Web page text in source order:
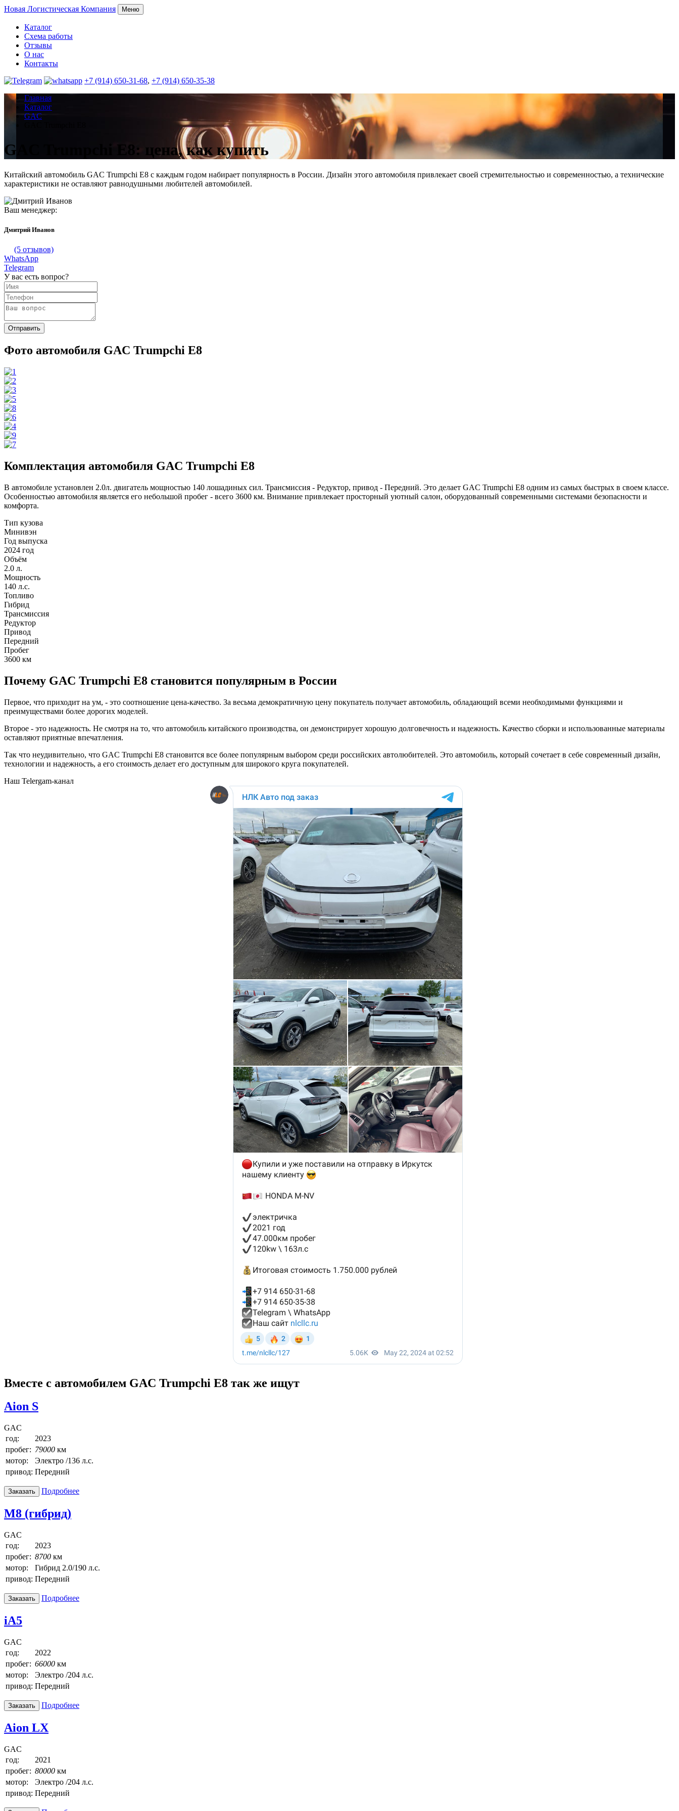
Новая Логистическая Компания Меню
Каталог
Схема работы
Отзывы
О нас
Контакты
+7 (914) 650-31-68, +7 (914) 650-35-38
Главная
Каталог
GAC
GAC Trumpchi E8: цена, как купить
Китайский автомобиль GAC Trumpchi E8 с каждым годом набирает популярность в России. Дизайн этого автомобиля привлекает своей стремительностью и современностью, а технические
характеристики не оставляют равнодушными любителей автомобилей.
Ваш менеджер:
Дмитрий Иванов
(5 отзывов)
WhatsApp
Telegram
У вас есть вопрос?
Фото автомобиля GAC Trumpchi E8
Комплектация автомобиля GAC Trumpchi E8
В автомобиле установлен 2.0л. двигатель мощностью 140 лошадиных сил. Трансмиссия - Редуктор, привод - Передний. Это делает GAC Trumpchi E8 одним из самых быстрых в своем классе.
Особенностью автомобиля является его небольшой пробег - всего 3600 км. Внимание привлекает просторный уютный салон, оборудованный современными системами безопасности и
комфорта.
Тип кузова
Минивэн
Год выпуска
2024 год
Объём
2.0 л.
Мощность
140 л.с.
Топливо
Гибрид
Трансмиссия
Редуктор
Привод
Передний
Пробег
3600 км
Почему GAC Trumpchi E8 становится популярным в России
Первое, что приходит на ум, - это соотношение цена-качество. За весьма демократичную цену покупатель получает автомобиль, обладающий всеми необходимыми функциями и
преимуществами более дорогих моделей.
Второе - это надежность. Не смотря на то, что автомобиль китайского производства, он демонстрирует хорошую долговечность и надежность. Качество сборки и использованные материалы
оставляют приятные впечатления.
Так что неудивительно, что GAC Trumpchi E8 становится все более популярным выбором среди российских автолюбителей. Это автомобиль, который сочетает в себе современный дизайн,
технологии и надежность, а его стоимость делает его доступным для широкого круга покупателей.
Наш Telergam-канал
Вместе с автомобилем GAC Trumpchi E8 так же ищут
Aion S
GAC
год:
2023
пробег: 79000 км
мотор:
Электро /136 л.с.
привод: Передний
Заказать Подробнее
M8 (гибрид)
GAC
год:
2023
пробег: 8700 км
мотор:
Гибрид 2.0/190 л.с.
привод: Передний
Заказать Подробнее
iA5
GAC
год:
2022
пробег: 66000 км
мотор:
Электро /204 л.с.
привод: Передний
Заказать Подробнее
Aion LX
GAC
год:
2021
пробег: 80000 км
мотор:
Электро /204 л.с.
привод: Передний